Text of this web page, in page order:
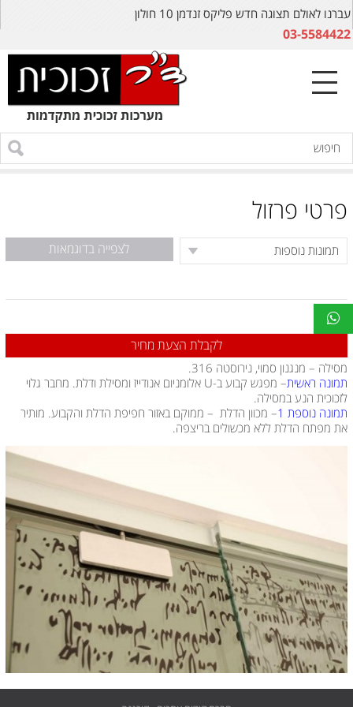
עברנו לאולם תצוגה חדש פליקס זנדמן 10 חולון
03-5584422
פרטי פרזול
לצפייה בדוגמאות
לקבלת הצעת מחיר
מסילה – מנגנון סמוי, נירוסטה 316.
תמונה ראשית
– מפגש קבוע ב-U אלומניום אנודייז ומסילת ודלת. מחבר גלוי
לזכוכית הנע במסילה.
תמונה נוספת 1
– מכוון הדלת – ממוקם באזור חפיפת הדלת והקבוע. מותיר
את מפתח הדלת ללא מכשולים בריצפה.